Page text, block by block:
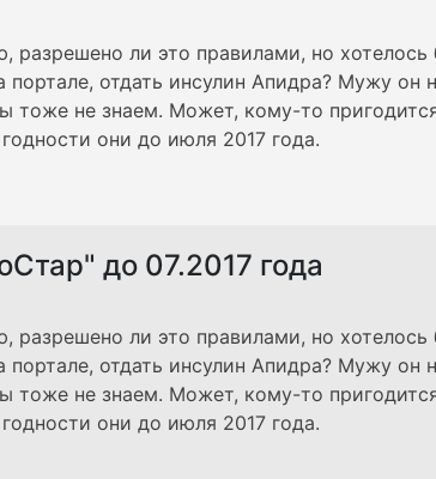
разрешено ли это правилами, но хотелось
портале, отдать инсулин Апидра? Мужу он
тоже не знаем. Может, кому-то
они до июля 2017 года.
до 07.2017 года
разрешено ли это правилами, но хотелось
портале, отдать инсулин Апидра? Мужу он
тоже не знаем. Может, кому-то
они до июля 2017 года.